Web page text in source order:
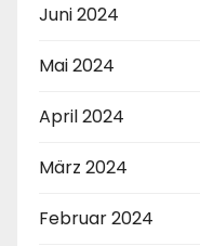
Juni 2024
Mai 2024
April 2024
März 2024
Februar 2024